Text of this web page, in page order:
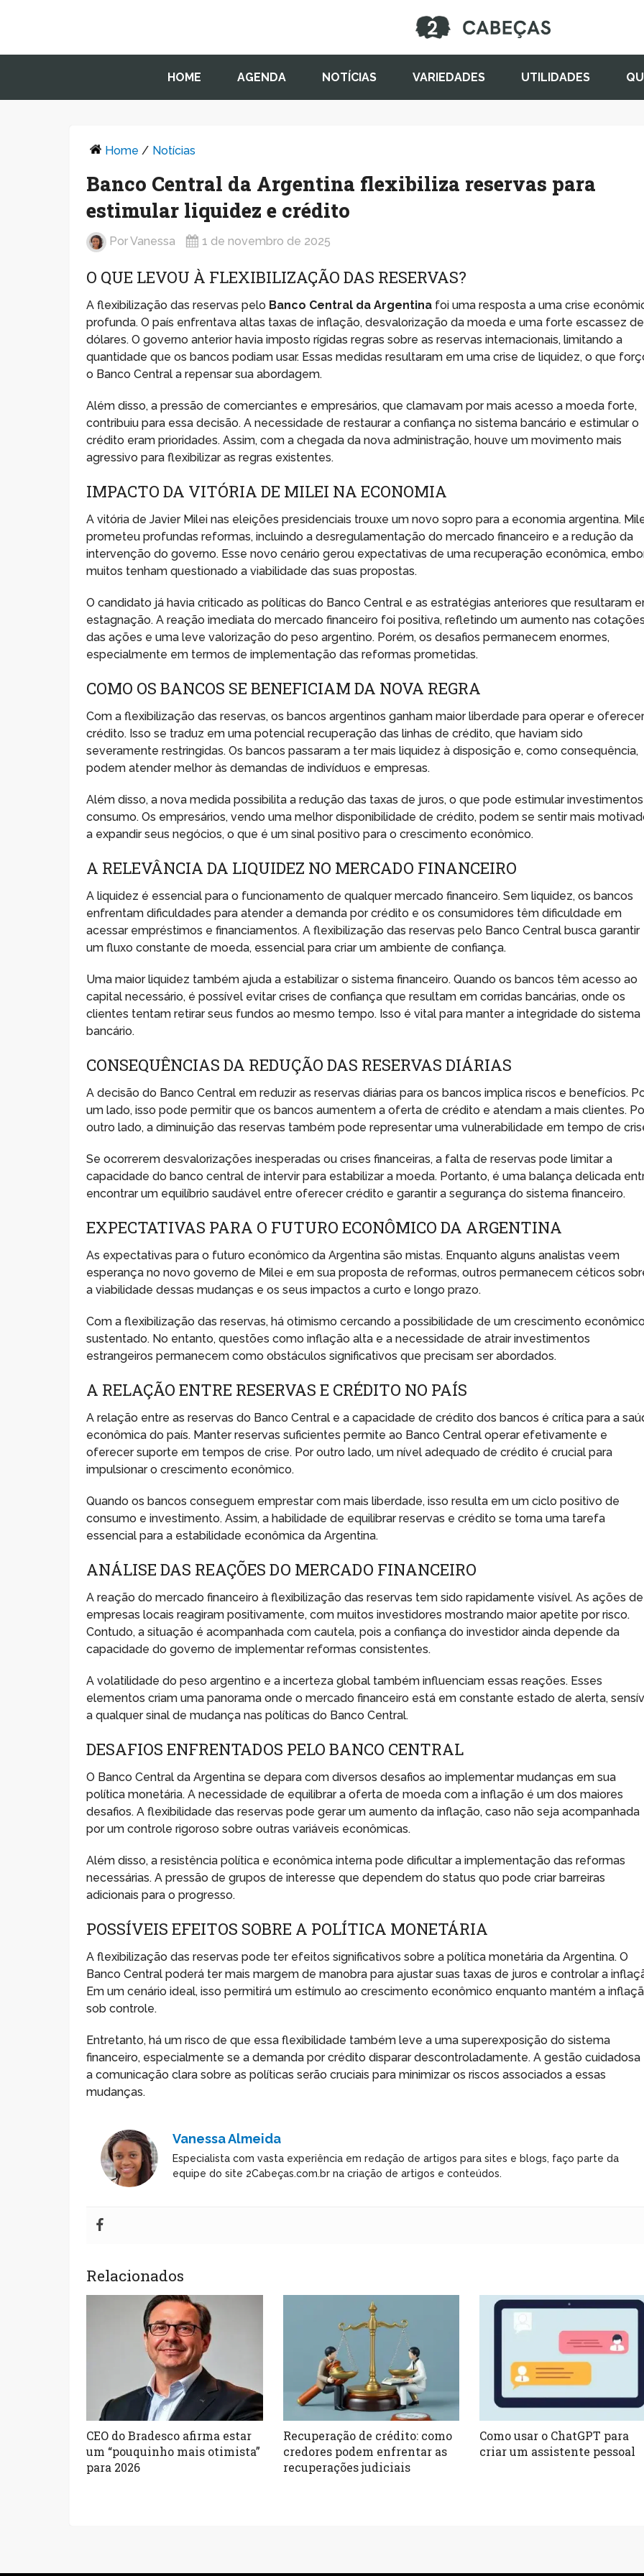
HOME AGENDA NOTÍCIAS VARIEDADES UTILIDADES
Home / Notícias
Banco Central da Argentina flexibiliza reservas para
estimular liquidez e crédito
PorVanessa 1 de novembro de 2025
O QUE LEVOU À FLEXIBILIZAÇÃO DAS RESERVAS?
A flexibilização das reservas pelo Banco Central da Argentina foi uma resposta a uma crise
profunda. O país enfrentava altas taxas de inflação, desvalorização da moeda e uma forte escassez de
dólares. O governo anterior havia imposto rígidas regras sobre as reservas internacionais, limitando a
quantidade que os bancos podiam usar. Essas medidas resultaram em uma crise de liquidez, o que
o Banco Central a repensar sua abordagem.
Além disso, a pressão de comerciantes e empresários, que clamavam por mais acesso a moeda forte,
contribuiu para essa decisão. A necessidade de restaurar a confiança no sistema bancário e estimular o
crédito eram prioridades. Assim, com a chegada da nova administração, houve um movimento mais
agressivo para flexibilizar as regras existentes.
IMPACTO DA VITÓRIA DE MILEI NA ECONOMIA
A vitória de Javier Milei nas eleições presidenciais trouxe um novo sopro para a economia argentina.
prometeu profundas reformas, incluindo a desregulamentação do mercado financeiro e a redução da
intervenção do governo. Esse novo cenário gerou expectativas de uma recuperação econômica,
muitos tenham questionado a viabilidade das suas propostas.
O candidato já havia criticado as políticas do Banco Central e as estratégias anteriores que resultaram
estagnação. A reação imediata do mercado financeiro foi positiva, refletindo um aumento nas
das ações e uma leve valorização do peso argentino. Porém, os desafios permanecem enormes,
especialmente em termos de implementação das reformas prometidas.
COMO OS BANCOS SE BENEFICIAM DA NOVA REGRA
Com a flexibilização das reservas, os bancos argentinos ganham maior liberdade para operar e
crédito. Isso se traduz em uma potencial recuperação das linhas de crédito, que haviam sido
severamente restringidas. Os bancos passaram a ter mais liquidez à disposição e, como consequência,
podem atender melhor às demandas de indivíduos e empresas.
Além disso, a nova medida possibilita a redução das taxas de juros, o que pode estimular
consumo. Os empresários, vendo uma melhor disponibilidade de crédito, podem se sentir mais
a expandir seus negócios, o que é um sinal positivo para o crescimento econômico.
A RELEVÂNCIA DA LIQUIDEZ NO MERCADO FINANCEIRO
A liquidez é essencial para o funcionamento de qualquer mercado financeiro. Sem liquidez, os bancos
enfrentam dificuldades para atender a demanda por crédito e os consumidores têm dificuldade em
acessar empréstimos e financiamentos. A flexibilização das reservas pelo Banco Central busca garantir
um fluxo constante de moeda, essencial para criar um ambiente de confiança.
Uma maior liquidez também ajuda a estabilizar o sistema financeiro. Quando os bancos têm acesso ao
capital necessário, é possível evitar crises de confiança que resultam em corridas bancárias, onde os
clientes tentam retirar seus fundos ao mesmo tempo. Isso é vital para manter a integridade do sistema
bancário.
CONSEQUÊNCIAS DA REDUÇÃO DAS RESERVAS DIÁRIAS
A decisão do Banco Central em reduzir as reservas diárias para os bancos implica riscos e benefícios.
um lado, isso pode permitir que os bancos aumentem a oferta de crédito e atendam a mais clientes.
outro lado, a diminuição das reservas também pode representar uma vulnerabilidade em tempo de
Se ocorrerem desvalorizações inesperadas ou crises financeiras, a falta de reservas pode limitar a
capacidade do banco central de intervir para estabilizar a moeda. Portanto, é uma balança delicada
encontrar um equilíbrio saudável entre oferecer crédito e garantir a segurança do sistema financeiro.
EXPECTATIVAS PARA O FUTURO ECONÔMICO DA ARGENTINA
As expectativas para o futuro econômico da Argentina são mistas. Enquanto alguns analistas veem
esperança no novo governo de Milei e em sua proposta de reformas, outros permanecem céticos
a viabilidade dessas mudanças e os seus impactos a curto e longo prazo.
Com a flexibilização das reservas, há otimismo cercando a possibilidade de um crescimento
sustentado. No entanto, questões como inflação alta e a necessidade de atrair investimentos
estrangeiros permanecem como obstáculos significativos que precisam ser abordados.
A RELAÇÃO ENTRE RESERVAS E CRÉDITO NO PAÍS
A relação entre as reservas do Banco Central e a capacidade de crédito dos bancos é crítica para a
econômica do país. Manter reservas suficientes permite ao Banco Central operar efetivamente e
oferecer suporte em tempos de crise. Por outro lado, um nível adequado de crédito é crucial para
impulsionar o crescimento econômico.
Quando os bancos conseguem emprestar com mais liberdade, isso resulta em um ciclo positivo de
consumo e investimento. Assim, a habilidade de equilibrar reservas e crédito se torna uma tarefa
essencial para a estabilidade econômica da Argentina.
ANÁLISE DAS REAÇÕES DO MERCADO FINANCEIRO
A reação do mercado financeiro à flexibilização das reservas tem sido rapidamente visível. As ações de
empresas locais reagiram positivamente, com muitos investidores mostrando maior apetite por risco.
Contudo, a situação é acompanhada com cautela, pois a confiança do investidor ainda depende da
capacidade do governo de implementar reformas consistentes.
A volatilidade do peso argentino e a incerteza global também influenciam essas reações. Esses
elementos criam uma panorama onde o mercado financeiro está em constante estado de alerta,
a qualquer sinal de mudança nas políticas do Banco Central.
DESAFIOS ENFRENTADOS PELO BANCO CENTRAL
O Banco Central da Argentina se depara com diversos desafios ao implementar mudanças em sua
política monetária. A necessidade de equilibrar a oferta de moeda com a inflação é um dos maiores
desafios. A flexibilidade das reservas pode gerar um aumento da inflação, caso não seja acompanhada
por um controle rigoroso sobre outras variáveis econômicas.
Além disso, a resistência política e econômica interna pode dificultar a implementação das reformas
necessárias. A pressão de grupos de interesse que dependem do status quo pode criar barreiras
adicionais para o progresso.
POSSÍVEIS EFEITOS SOBRE A POLÍTICA MONETÁRIA
A flexibilização das reservas pode ter efeitos significativos sobre a política monetária da Argentina. O
Banco Central poderá ter mais margem de manobra para ajustar suas taxas de juros e controlar a
Em um cenário ideal, isso permitirá um estímulo ao crescimento econômico enquanto mantém a
sob controle.
Entretanto, há um risco de que essa flexibilidade também leve a uma superexposição do sistema
financeiro, especialmente se a demanda por crédito disparar descontroladamente. A gestão cuidadosa
a comunicação clara sobre as políticas serão cruciais para minimizar os riscos associados a essas
mudanças.
Vanessa Almeida
Especialista com vasta experiência em redação de artigos para sites e blogs, faço parte da
equipe do site 2Cabeças.com.br na criação de artigos e conteúdos.
Relacionados
CEO do Bradesco afirma estar
um “pouquinho mais otimista”
para 2026
Recuperação de crédito: como
credores podem enfrentar as
recuperações judiciais
Como usar o ChatGPT para
criar um assistente pessoal